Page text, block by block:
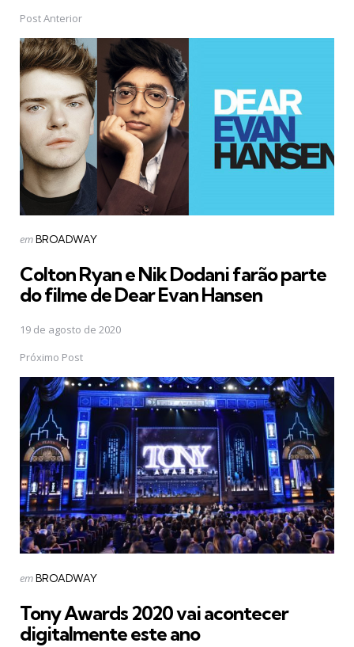
Post
navigation
Post Anterior
Postado
emBROADWAY
Colton Ryan e Nik Dodani farão parte
do filme de Dear Evan Hansen
19 de agosto de 2020
Próximo Post
Postado
emBROADWAY
Tony Awards 2020 vai acontecer
digitalmente este ano